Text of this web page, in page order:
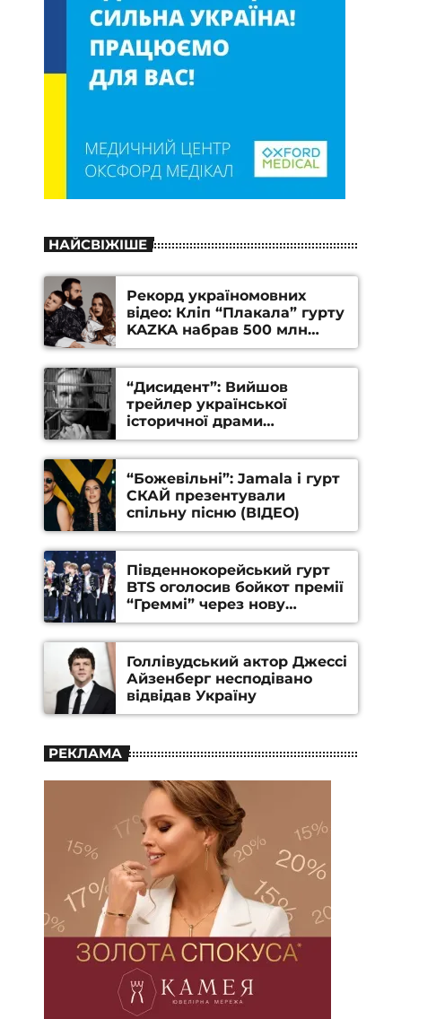
НАЙСВІЖІШЕ
Рекорд україномовних
відео: Кліп “Плакала” гурту
KAZKA набрав 500 млн
переглядів на YouTube
“Дисидент”: Вийшов
трейлер української
історичної драми
Станіслава Гуренка та
Андрія Алфьорова (ВІДЕО)
“Божевільні”: Jamala і гурт
СКАЙ презентували
спільну пісню (ВІДЕО)
Південнокорейський гурт
BTS оголосив бойкот премії
“Греммі” через нову
номінацію
Голлівудський актор Джессі
Айзенберг несподівано
відвідав Україну
РЕКЛАМА